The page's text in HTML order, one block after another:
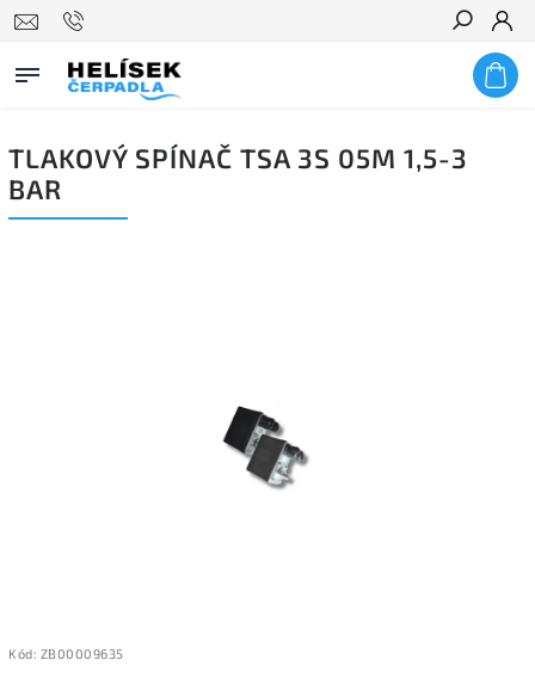
Hledat
TLAKOVÝ SPÍNAČ TSA 3S 05M 1,5-3
BAR
Kód: ZB00009635